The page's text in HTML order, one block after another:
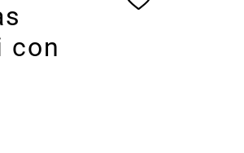
con